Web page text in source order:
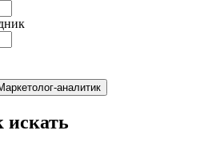
аналитик
искать